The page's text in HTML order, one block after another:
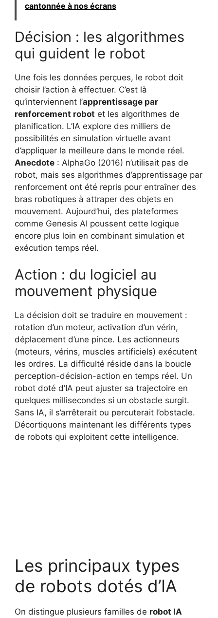
cantonnée à nos écrans
Décision : les algorithmes
qui guident le robot
Une fois les données perçues, le robot doit
choisir l’action à effectuer. C’est là
qu’interviennent l’apprentissage par
renforcement robot et les algorithmes de
planification. L’IA explore des milliers de
possibilités en simulation virtuelle avant
d’appliquer la meilleure dans le monde réel.
Anecdote : AlphaGo (2016) n’utilisait pas de
robot, mais ses algorithmes d’apprentissage par
renforcement ont été repris pour entraîner des
bras robotiques à attraper des objets en
mouvement. Aujourd’hui, des plateformes
comme Genesis AI poussent cette logique
encore plus loin en combinant simulation et
exécution temps réel.
Action : du logiciel au
mouvement physique
La décision doit se traduire en mouvement :
rotation d’un moteur, activation d’un vérin,
déplacement d’une pince. Les actionneurs
(moteurs, vérins, muscles artificiels) exécutent
les ordres. La difficulté réside dans la boucle
perception-décision-action en temps réel. Un
robot doté d’IA peut ajuster sa trajectoire en
quelques millisecondes si un obstacle surgit.
Sans IA, il s’arrêterait ou percuterait l’obstacle.
Décortiquons maintenant les différents types
de robots qui exploitent cette intelligence.
Les principaux types
de robots dotés d’IA
On distingue plusieurs familles de robot IA